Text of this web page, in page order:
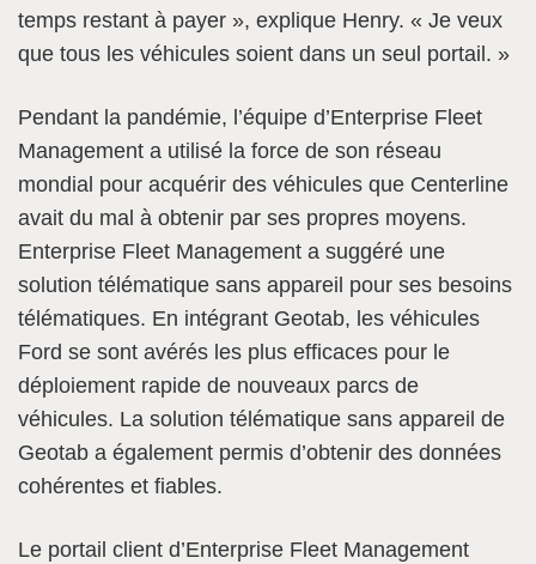
temps restant à payer », explique Henry. « Je veux
que tous les véhicules soient dans un seul portail. »
Pendant la pandémie, l’équipe d’Enterprise Fleet
Management a utilisé la force de son réseau
mondial pour acquérir des véhicules que Centerline
avait du mal à obtenir par ses propres moyens.
Enterprise Fleet Management a suggéré une
solution télématique sans appareil pour ses besoins
télématiques. En intégrant Geotab, les véhicules
Ford se sont avérés les plus efficaces pour le
déploiement rapide de nouveaux parcs de
véhicules. La solution télématique sans appareil de
Geotab a également permis d’obtenir des données
cohérentes et fiables.
Le portail client d’Enterprise Fleet Management